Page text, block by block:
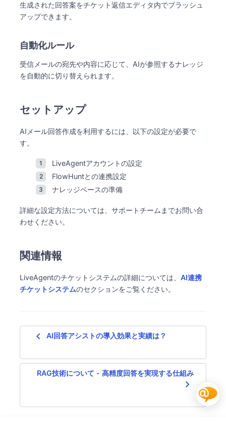
生成された回答案をチケット返信エディタ内でブラッシュ
アップできます。
自動化ルール
受信メールの宛先や内容に応じて、AIが参照するナレッジ
を自動的に切り替えられます。
セットアップ
AIメール回答作成を利用するには、以下の設定が必要で
す。
LiveAgentアカウントの設定
FlowHuntとの連携設定
ナレッジベースの準備
詳細な設定方法については、サポートチームまでお問い合
わせください。
関連情報
LiveAgentのチケットシステムの詳細については、AI連携
チケットシステムのセクションをご覧ください。
navigate_before AI回答アシストの導入効果と実績は？
RAG技術について - 高精度回答を実現する仕組み
navigate_next